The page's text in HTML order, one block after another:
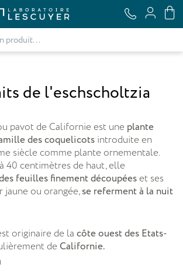
de l'eschscholtzia
pavot de Californie est une plante
des coquelicots introduite en
siècle comme plante ornementale.
40 centimètres de haut, elle
feuilles finement découpéeset ses
jaune ou orangée,se referment à la nuit
originaire de la côte ouest des Etats-
de Californie.